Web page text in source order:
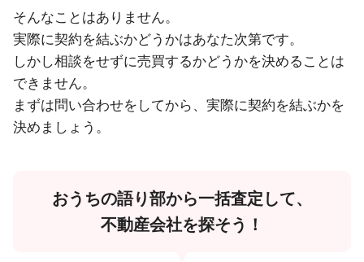
そんなことはありません。
実際に契約を結ぶかどうかはあなた次第です。
しかし相談をせずに売買するかどうかを決めることは
できません。
まずは問い合わせをしてから、実際に契約を結ぶかを
決めましょう。
おうちの語り部から一括査定して、
不動産会社を探そう！